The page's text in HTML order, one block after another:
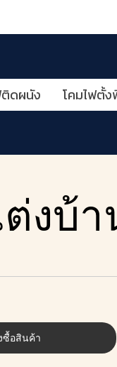
ดผนัง โคมไฟตั้
งบ้า
ซื้อสินค้า